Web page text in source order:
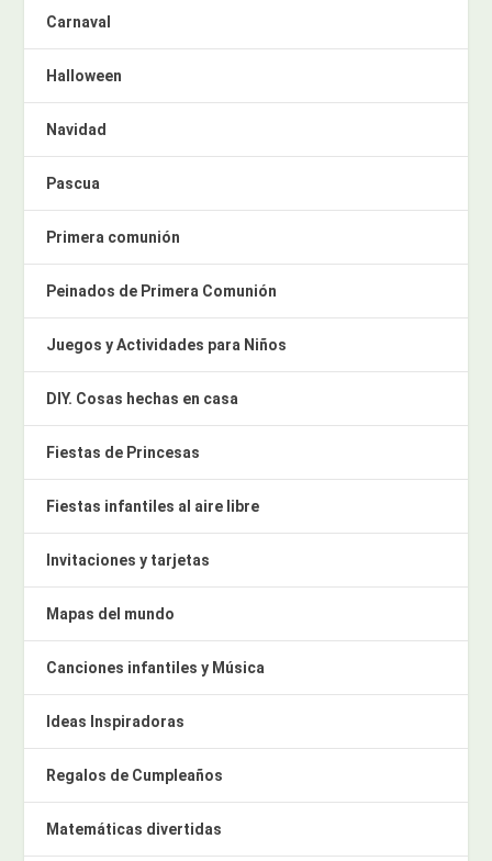
Carnaval
Halloween
Navidad
Pascua
Primera comunión
Peinados de Primera Comunión
Juegos y Actividades para Niños
DIY. Cosas hechas en casa
Fiestas de Princesas
Fiestas infantiles al aire libre
Invitaciones y tarjetas
Mapas del mundo
Canciones infantiles y Música
Ideas Inspiradoras
Regalos de Cumpleaños
Matemáticas divertidas